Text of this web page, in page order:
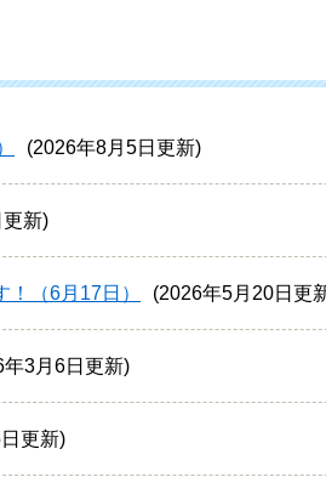
2026年8月5日更新
新
（6月17日） 2026年5月20日更
年3月6日更新
更新